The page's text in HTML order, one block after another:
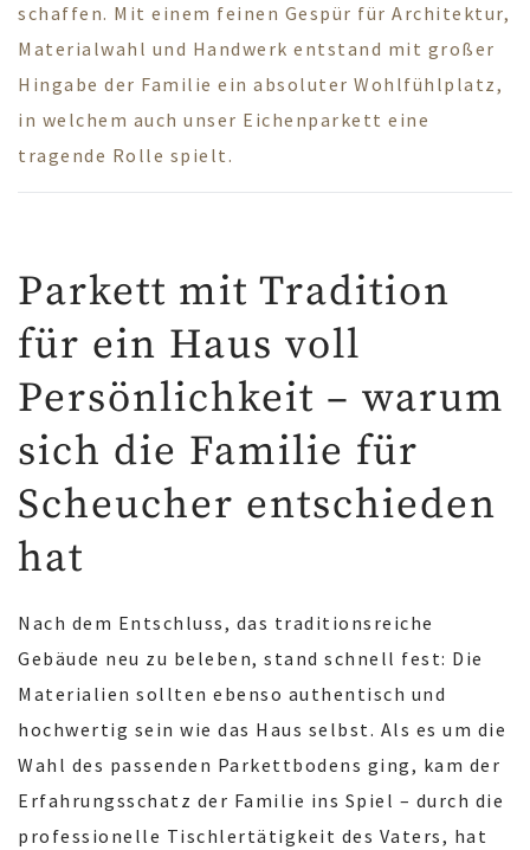
schaffen. Mit einem feinen Gespür für Architektur,
Materialwahl und Handwerk entstand mit großer
Hingabe der Familie ein absoluter Wohlfühlplatz,
in welchem auch unser Eichenparkett eine
tragende Rolle spielt.
Parkett mit Tradition
für ein Haus voll
Persönlichkeit – warum
sich die Familie für
Scheucher entschieden
hat
Nach dem Entschluss, das traditionsreiche
Gebäude neu zu beleben, stand schnell fest: Die
Materialien sollten ebenso authentisch und
hochwertig sein wie das Haus selbst. Als es um die
Wahl des passenden Parkettbodens ging, kam der
Erfahrungsschatz der Familie ins Spiel – durch die
professionelle Tischlertätigkeit des Vaters, hat